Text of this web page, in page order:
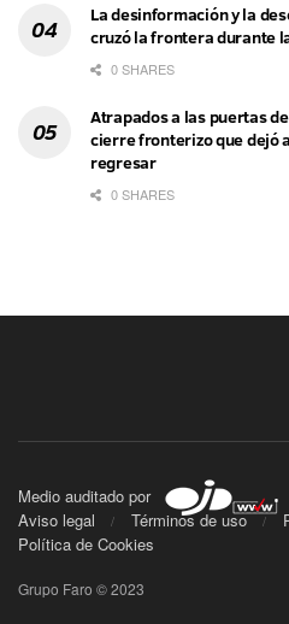
La desinformación y la
cruzó la frontera durante
0 SHARES
Atrapados a las puertas
cierre fronterizo que dejó
regresar
0 SHARES
Medio auditado por
Aviso legal
Términos de uso
Política de Cookies
Grupo Faro © 2023